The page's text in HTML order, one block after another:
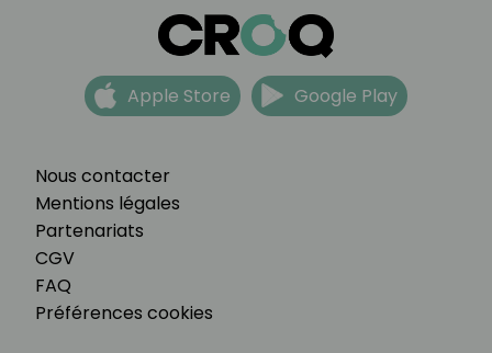
Nous contacter
Mentions légales
Partenariats
CGV
FAQ
Préférences cookies
Apple Store Google Play